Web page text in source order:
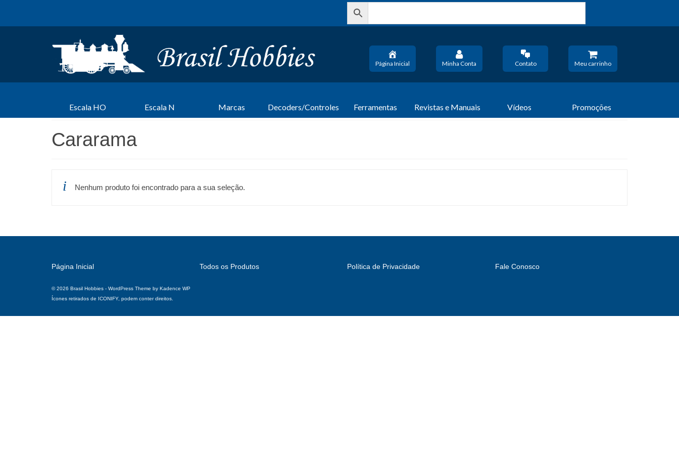
Página Inicial Minha Conta Contato Meu carrinho
Escala HO Escala N Marcas Decoders/Controles Ferramentas Revistas e Manuais Vídeos Promoções
Cararama
Nenhum produto foi encontrado para a sua seleção.
Página Inicial Todos os Produtos Política de Privacidade Fale Conosco
© 2026 Brasil Hobbies - WordPress Theme by Kadence WP
Ícones retirados de ICONIFY, podem conter direitos.